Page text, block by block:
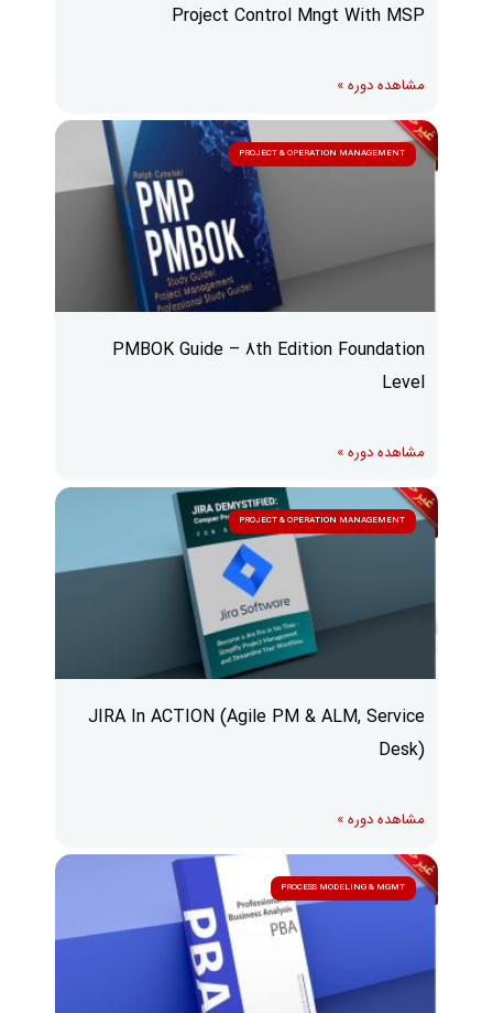
Project Control Mngt With MSP
مشاهده دوره »
PROJECT & OPERATION MANAGEMENT
PMBOK Guide – 8th Edition Foundation
Level
مشاهده دوره »
PROJECT & OPERATION MANAGEMENT
JIRA In ACTION (Agile PM & ALM, Service
Desk)
مشاهده دوره »
PROCESS MODELING & MGMT